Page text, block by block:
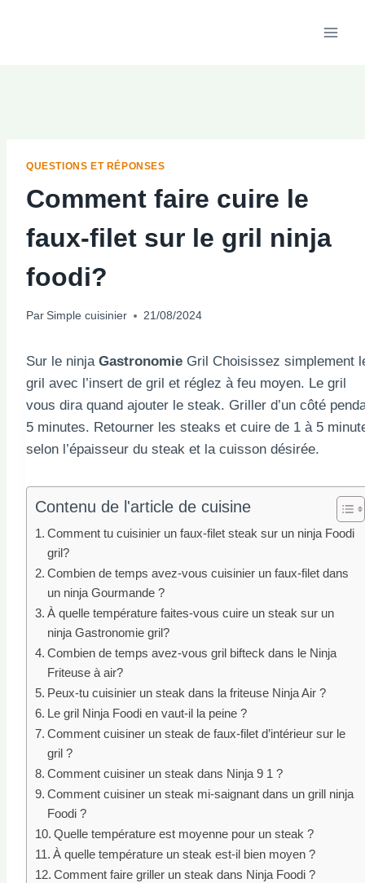
QUESTIONS ET RÉPONSES
Comment faire cuire le
faux-filet sur le gril ninja
foodi?
Par Simple cuisinier 21/08/2024
Sur le ninja Gastronomie Gril Choisissez simplement
gril avec l’insert de gril et réglez à feu moyen. Le gril
vous dira quand ajouter le steak. Griller d’un côté
5 minutes. Retourner les steaks et cuire de 1 à 5
selon l’épaisseur du steak et la cuisson désirée.
Contenu de l'article de cuisine
Comment tu cuisinier un faux-filet steak sur un ninja Foodi
gril?
Combien de temps avez-vous cuisinier un faux-filet dans
un ninja Gourmande ?
À quelle température faites-vous cuire un steak sur un
ninja Gastronomie gril?
Combien de temps avez-vous gril bifteck dans le Ninja
Friteuse à air?
Peux-tu cuisinier un steak dans la friteuse Ninja Air ?
Le gril Ninja Foodi en vaut-il la peine ?
Comment cuisiner un steak de faux-filet d’intérieur sur le
gril ?
Comment cuisiner un steak dans Ninja 9 1 ?
Comment cuisiner un steak mi-saignant dans un grill ninja
Foodi ?
Quelle température est moyenne pour un steak ?
À quelle température un steak est-il bien moyen ?
Comment faire griller un steak dans Ninja Foodi ?